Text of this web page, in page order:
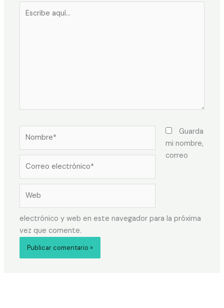
Guarda
mi nombre,
correo
electrónico y web en este navegador para la próxima
vez que comente.